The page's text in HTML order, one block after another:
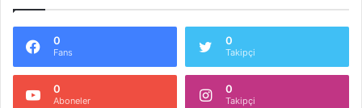
0
Fans
0
Takipçi
0
Aboneler
0
Takipçi